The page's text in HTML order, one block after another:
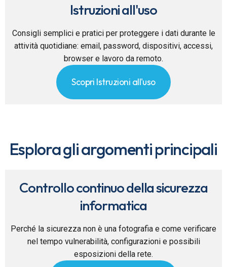
Istruzioni all'uso
Consigli semplici e pratici per proteggere i dati durante le
attività quotidiane: email, password, dispositivi, accessi,
browser e lavoro da remoto.
Scopri Istruzioni all'uso
Esplora gli argomenti principali
Controllo continuo della sicurezza
informatica
Perché la sicurezza non è una fotografia e come verificare
nel tempo vulnerabilità, configurazioni e possibili
esposizioni della rete.